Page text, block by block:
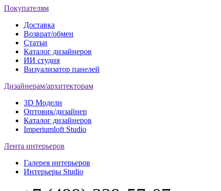
Покупателям
Доставка
Возврат/обмен
Статьи
Каталог дизайнеров
ИИ студия
Визуализатор панелей
Дизайнерам/архитекторам
3D Модели
Оптовик/дизайнер
Каталог дизайнеров
Imperiumloft Studio
Лента интерьеров
Галерея интерьеров
Интерьеры Studio